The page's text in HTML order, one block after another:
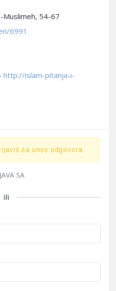
Muslimeh, 54-67
6991
http://islam-pitanja-i-
za unos odgovora.
SA
ili